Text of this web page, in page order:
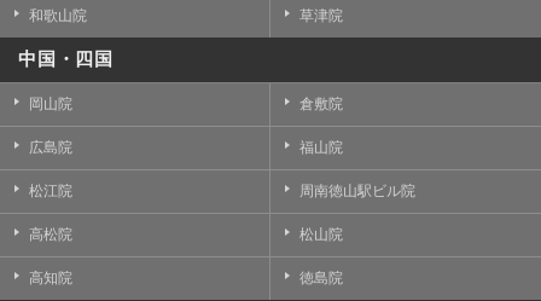
和歌山院 草津院
中国・四国
岡山院 倉敷院
広島院 福山院
松江院 周南徳山駅ビル院
高松院 松山院
高知院 徳島院